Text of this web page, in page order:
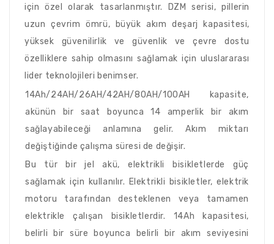
için özel olarak tasarlanmıştır. DZM serisi, pillerin
uzun çevrim ömrü, büyük akım deşarj kapasitesi,
yüksek güvenilirlik ve güvenlik ve çevre dostu
özelliklere sahip olmasını sağlamak için uluslararası
lider teknolojileri benimser.
14Ah/24AH/26AH/42AH/80AH/100AH kapasite,
akünün bir saat boyunca 14 amperlik bir akım
sağlayabileceği anlamına gelir. Akım miktarı
değiştiğinde çalışma süresi de değişir.
Bu tür bir jel akü, elektrikli bisikletlerde güç
sağlamak için kullanılır. Elektrikli bisikletler, elektrik
motoru tarafından desteklenen veya tamamen
elektrikle çalışan bisikletlerdir. 14Ah kapasitesi,
belirli bir süre boyunca belirli bir akım seviyesini